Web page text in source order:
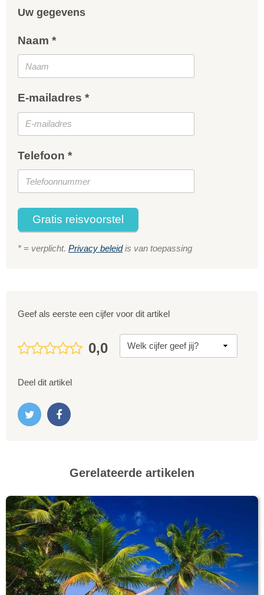
Uw gegevens
Naam *
E-mailadres *
Telefoon *
Gratis reisvoorstel
* = verplicht. Privacy beleidis van toepassing
Geef als eerste een cijfer voor dit artikel
0,0
Deel dit artikel
Gerelateerde artikelen